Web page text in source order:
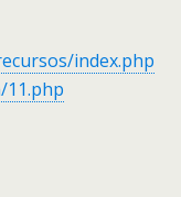
index.php
11.php